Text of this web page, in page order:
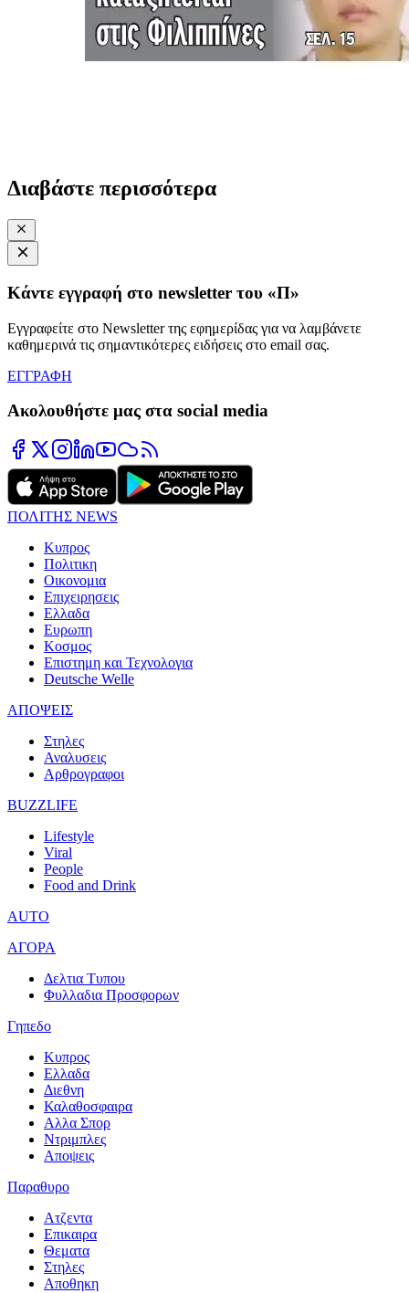
Διαβάστε περισσότερα
Κάντε εγγραφή στο newsletter του «Π»
Εγγραφείτε στο Newsletter της εφημερίδας για να λαμβάνετε
καθημερινά τις σημαντικότερες ειδήσεις στο email σας.
ΕΓΓΡΑΦΗ
Ακολουθήστε μας στα social media
ΠΟΛΙΤΗΣ NEWS
Κυπρος
Πολιτικη
Οικονομια
Επιχειρησεις
Ελλαδα
Ευρωπη
Κοσμος
Επιστημη και Τεχνολογια
Deutsche Welle
ΑΠΟΨΕΙΣ
Στηλες
Αναλυσεις
Αρθρογραφοι
BUZZLIFE
Lifestyle
Viral
People
Food and Drink
AUTO
ΑΓΟΡΑ
Δελτια Τυπου
Φυλλαδια Προσφορων
Γηπεδο
Κυπρος
Ελλαδα
Διεθνη
Καλαθοσφαιρα
Αλλα Σπορ
Ντριμπλες
Αποψεις
Παραθυρο
Ατζεντα
Επικαιρα
Θεματα
Στηλες
Αποθηκη